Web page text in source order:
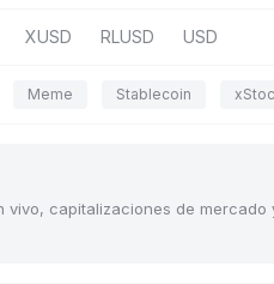
XUSD RLUSD USD
Meme Stablecoin
capitalizaciones de